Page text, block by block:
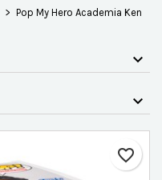
Pop My Hero Academia Ken
favorite_border
Créer une liste d'envies